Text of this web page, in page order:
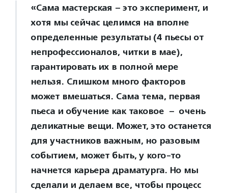
«Сама мастерская – это эксперимент, и
хотя мы сейчас целимся на вполне
определенные результаты (4 пьесы от
непрофессионалов, читки в мае),
гарантировать их в полной мере
нельзя. Слишком много факторов
может вмешаться. Сама тема, первая
пьеса и обучение как таковое – очень
деликатные вещи. Может, это останется
для участников важным, но разовым
событием, может быть, у кого-то
начнется карьера драматурга. Но мы
сделали и делаем все, чтобы процесс